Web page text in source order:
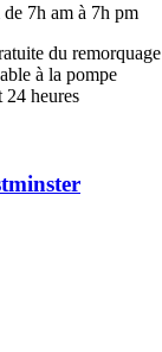
7h am à 7h pm
du remorquage
à la pompe
24 heures